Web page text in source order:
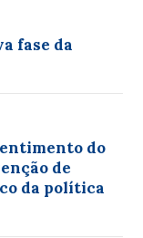
fase da
do
de
da política